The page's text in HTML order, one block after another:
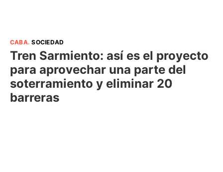
CABA.SOCIEDAD
Tren Sarmiento: así es el proyecto
para aprovechar una parte del
soterramiento y eliminar 20
barreras